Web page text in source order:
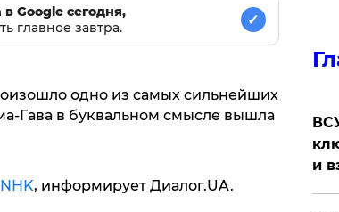
Google сегодня,
главное завтра.
✓
одно из самых сильнейших
Гава в буквальном смысле вышла
NHK, информирует Диалог.UA.
и